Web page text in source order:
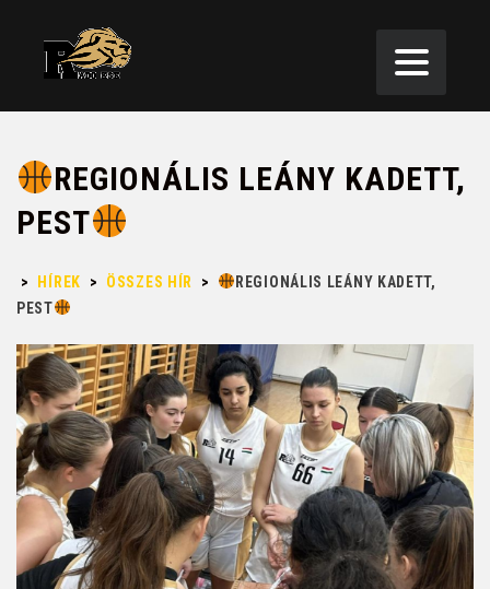
REGIONÁLIS LEÁNY KADETT,
PEST
> HÍREK > ÖSSZES HÍR >
REGIONÁLIS LEÁNY KADETT,
PEST